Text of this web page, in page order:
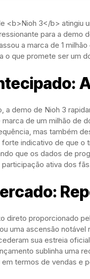
<b>Nioh 3</b> atingiu
para a demo
a marca de 1
o que promete ser um
a demo de Nioh 3
de um milhão de
mas também
indicativo de que
que os dados de
ativa dos
direto proporcionado
uma ascensão
sua estreia
sublinha uma
termos de vendas e